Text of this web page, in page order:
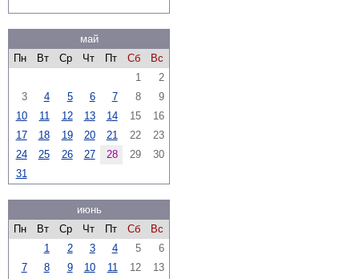
май
Пн
Вт Ср Чт Пт Сб
Вс
1
2
3
4 5 6 7 8
9
10
11 12 13 14 15
16
17
18 19 20 21 22
23
24
25 26 27 28 29
30
31
июнь
Пн
Вт Ср Чт Пт Сб
Вс
1
2 3 4 5
6
7
8 9 10 11 12
13